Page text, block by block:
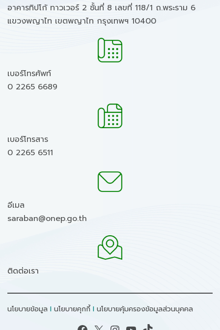
อาคารทิปโก้ ทาวเวอร์ 2 ชั้นที่ 8 เลขที่ 118/1 ถ.พระราม 6
แขวงพญาไท เขตพญาไท กรุงเทพฯ 10400
เบอร์โทรศัพท์
0 2265 6689
เบอร์โทรสาร
0 2265 6511
อีเมล
saraban@onep.go.th
ติดต่อเรา
นโยบายข้อมูล I นโยบายคุกกี้ I นโยบายคุ้มครองข้อมูลส่วนบุคคล